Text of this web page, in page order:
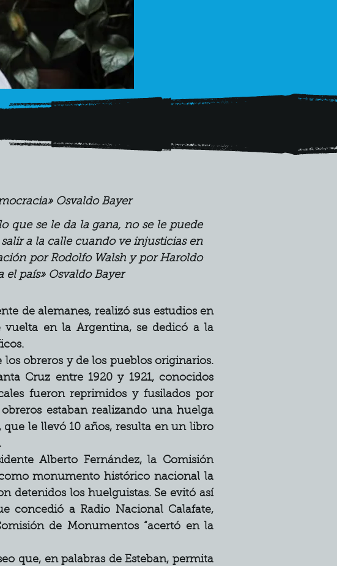
Osvaldo Bayer
que se le da la gana, no se le puede
a la calle cuando ve injusticias en
por Rodolfo Walsh y por Haroldo
el país» Osvaldo Bayer
de alemanes, realizó sus estudios en
vuelta en la Argentina, se dedicó a la
obreros y de los pueblos originarios.
Cruz entre 1920 y 1921, conocidos
fueron reprimidos y fusilados por
estaban realizando una huelga
le llevó 10 años, resulta en un libro
Alberto Fernández, la Comisión
monumento histórico nacional la
detenidos los huelguistas. Se evitó así
concedió a Radio Nacional Calafate,
de Monumentos “acertó en la
que, en palabras de Esteban, permita